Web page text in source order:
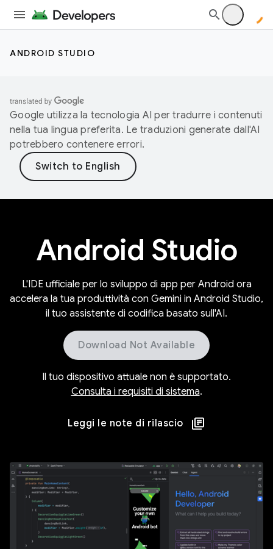
ANDROID STUDIO
Google utilizza la tecnologia AI per tradurre i contenuti
nella tua lingua preferita. Le traduzioni generate dall'AI
potrebbero contenere errori.
Android Studio
L'IDE ufficiale per lo sviluppo di app per Android ora
accelera la tua produttività con Gemini in Android Studio,
il tuo assistente di codifica basato sull'AI.
Download Not Available
Il tuo dispositivo attuale non è supportato.
Consulta i requisiti di sistema.
Leggi le note di rilascio